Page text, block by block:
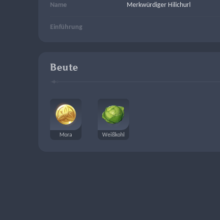
Name Merkwürdiger Hilichurl
Einführung
Beute
Mora Weißkohl